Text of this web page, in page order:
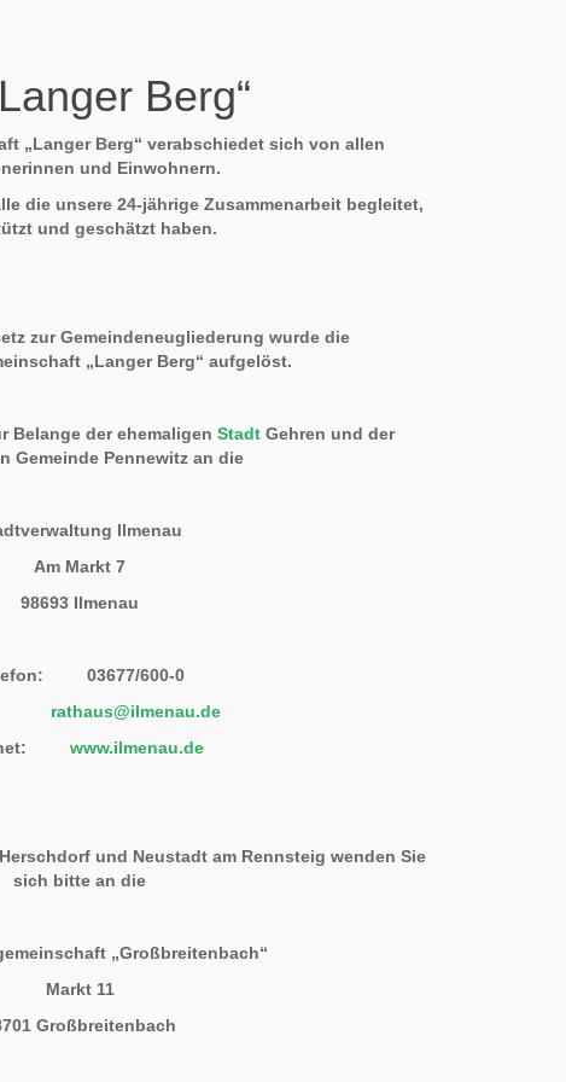
Berg“
„Langer Berg“ verabschiedet sich von allen
und Einwohnern.
die unsere 24-jährige Zusammenarbeit begleitet,
und geschätzt haben.
zur Gemeindeneugliederung wurde die
„Langer Berg“ aufgelöst.
Belange der ehemaligen Stadt Gehren und der
Gemeinde Pennewitz an die
Ilmenau
Am Markt 7
98693 Ilmenau
03677/600-0
rathaus@ilmenau.de
www.ilmenau.de
und Neustadt am Rennsteig wenden Sie
sich bitte an die
„Großbreitenbach“
Markt 11
Großbreitenbach